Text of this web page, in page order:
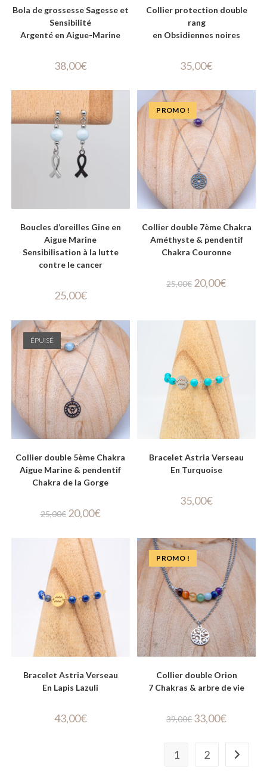
Bola de grossesse Sagesse et
Sensibilité
Argenté en Aigue-Marine
38,00€
Collier protection double
rang
en Obsidiennes noires
35,00€
Boucles d’oreilles Gine en
Aigue Marine
Sensibilisation à la lutte
contre le cancer
25,00€
PROMO !
Collier double 7ème Chakra
Améthyste & pendentif
Chakra Couronne
25,00€ 20,00€
ÉPUISÉ
Collier double 5ème Chakra
Aigue Marine & pendentif
Chakra de la Gorge
25,00€ 20,00€
Bracelet Astria Verseau
En Turquoise
35,00€
Bracelet Astria Verseau
En Lapis Lazuli
43,00€
PROMO !
Collier double Orion
7 Chakras & arbre de vie
39,00€ 33,00€
1 2